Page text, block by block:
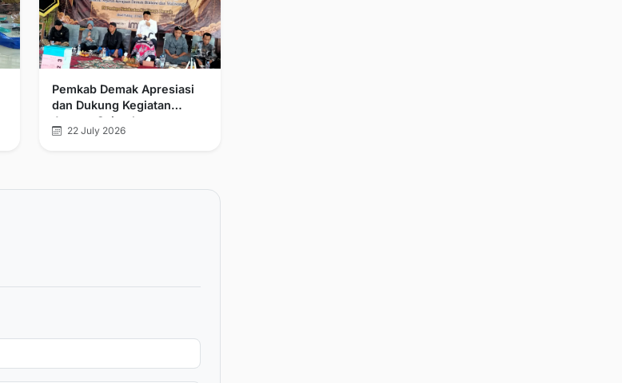
Pemkab Demak Apresiasi
dan Dukung Kegiatan
Jagong Sejarah
22 July 2026